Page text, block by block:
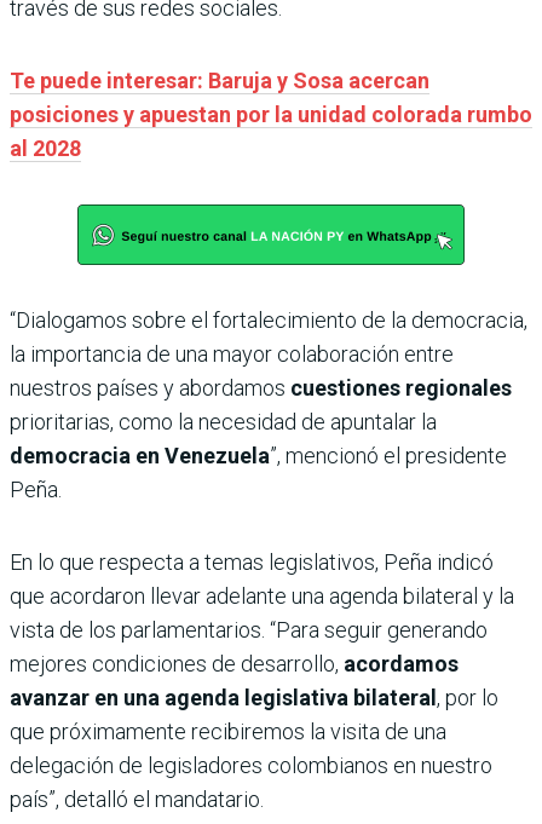
través de sus redes sociales.
Te puede interesar: Baruja y Sosa acercan
posiciones y apuestan por la unidad colorada rumbo
al 2028
“Dialogamos sobre el fortalecimiento de la democracia,
la importancia de una mayor colaboración entre
nuestros países y abordamos cuestiones regionales
prioritarias, como la necesidad de apuntalar la
democracia en Venezuela”, mencionó el presidente
Peña.
En lo que respecta a temas legislativos, Peña indicó
que acordaron llevar adelante una agenda bilateral y la
vista de los parlamentarios. “Para seguir generando
mejores condiciones de desarrollo, acordamos
avanzar en una agenda legislativa bilateral , por lo
que próximamente recibiremos la visita de una
delegación de legisladores colombianos en nuestro
país”, detalló el mandatario.